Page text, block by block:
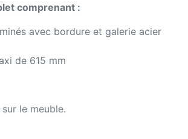
comprenant :
avec bordure et galerie acier
de 615 mm
le meuble.